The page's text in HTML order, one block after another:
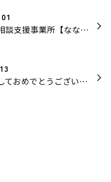
障がい児者相談支援事業所【なないろ相談支援】を開設しました！
新年あけましておめでとうございます